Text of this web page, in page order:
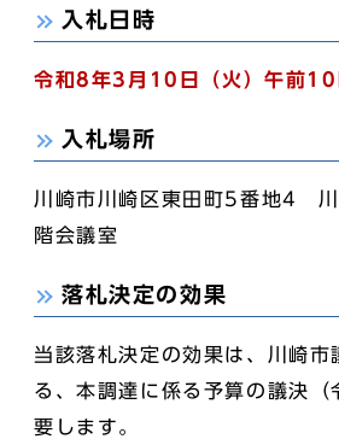
入札日時
令和8年3月10日 （火）午前
入札場所
川崎市川崎区東田町5番地4
階会議室
落札決定の効果
当該落札決定の効果は、川崎市
る、本調達に係る予算の議決
要します。